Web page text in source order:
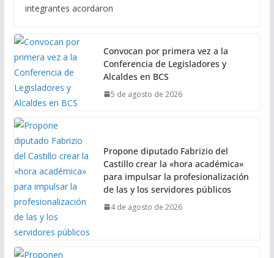
integrantes acordaron
Convocan por primera vez a la
Conferencia de Legisladores y
Alcaldes en BCS
5 de agosto de 2026
Propone diputado Fabrizio del
Castillo crear la «hora académica»
para impulsar la profesionalización
de las y los servidores públicos
4 de agosto de 2026